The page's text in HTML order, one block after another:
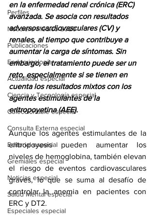
Perfiles
Noticiero Médico 2020
Publicaciones
Endocrinología
Actualidad especial
Ciencia y Tecnología especial
Coleccionable especial
Consulta Externa especial
Editorial especial
Gremiales especial
Noticias especial
Salud Mental especial
Especiales especial
en la enfermedad renal crónica (ERC)
avanzada. Se asocia con resultados
adversos cardiovasculares (CV) y
renales, al tiempo que contribuye a
aumentar la carga de síntomas. Sin
embargo, el tratamiento puede ser un
reto, especialmente si se tienen en
cuenta los resultados mixtos con los
agentes estimulantes de la
eritropoyetina (AEE).
Aunque los agentes estimulantes de la
eritropoyesis pueden aumentar los
niveles de hemoglobina, también elevan
el riesgo de eventos cardiovasculares
graves, lo que se suma al desafío de
controlar la anemia en pacientes con
ERC y DT2.